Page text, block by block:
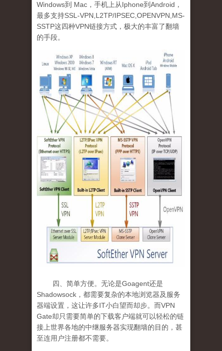
Windows到 Mac ，手机上从Iphone到 Android ，
最多支持SSL-VPN,L2TP/IPSEC,OPENVPN,MS-
SSTP这四种VPN链接方式，极大的丰富了翻墙
的手段。
四、简单方便。无论是Goagent还是
Shadowsock ，都需要复杂的本地浏览器及服务
器端设置，这让许多IT小白望而却步。而VPN
Gate却只需要简单的下载客户端就可以轻松的链
接上世界各地的中继服务器实现翻墙的目的，甚
至连用户注册都不需要。